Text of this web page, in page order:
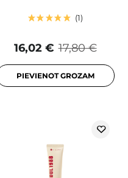
1
17,80 €
16,02 €
PIEVIENOT GROZAM